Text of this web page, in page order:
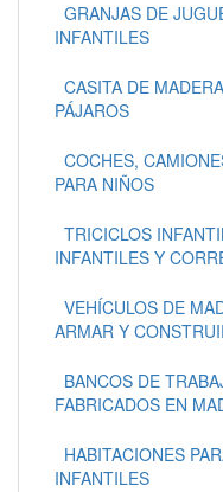
GRANJAS DE
INFANTILES
CASITA DE
PÁJAROS
COCHES,
PARA NIÑOS
TRICICLOS
INFANTILES Y
VEHÍCULOS DE
ARMAR Y
BANCOS DE
FABRICADOS EN
HABITACIONES
INFANTILES